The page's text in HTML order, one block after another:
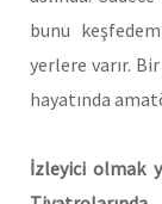
bunu
yerlere varır.
hayatında
İzleyici olmak